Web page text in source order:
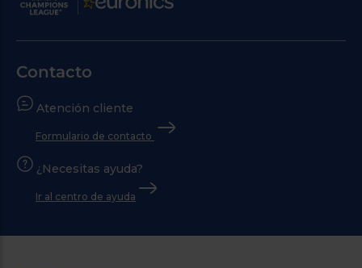
Contacto
Atención cliente
Formulario de contacto
¿Necesitas ayuda?
Ir al centro de ayuda